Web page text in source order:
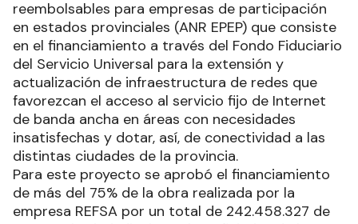
reembolsables para empresas de participación
en estados provinciales (ANR EPEP) que consiste
en el financiamiento a través del Fondo Fiduciario
del Servicio Universal para la extensión y
actualización de infraestructura de redes que
favorezcan el acceso al servicio fijo de Internet
de banda ancha en áreas con necesidades
insatisfechas y dotar, así, de conectividad a las
distintas ciudades de la provincia.
Para este proyecto se aprobó el financiamiento
de más del 75% de la obra realizada por la
empresa REFSA por un total de 242.458.327 de